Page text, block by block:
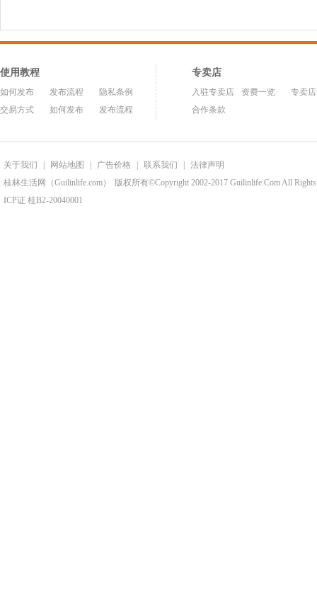
使用教程
如何发布 发布流程
隐私条例
交易方式
如何发布 发布流程
专卖店
入驻专卖店 资费一览
专卖
合作条款
关于我们 网站地图 广告价格 联系我们
法律声明
桂林生活网（Guilinlife.com）
版权所有©Copyright 2002-2017 Guilinlife.Com All Rights
ICP证 桂B2-20040001